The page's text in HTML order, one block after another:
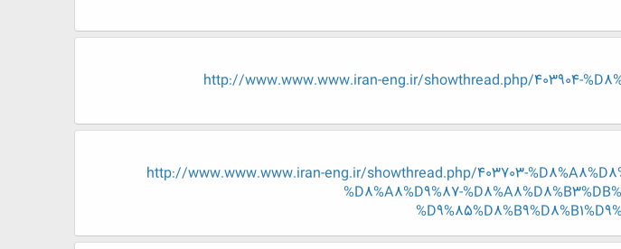
http://www.www.www.iran-eng.ir/showthread.php/403904-
http://www.www.www.iran-eng.ir/showthread.php/403703-
%D8%A8%D9%87-